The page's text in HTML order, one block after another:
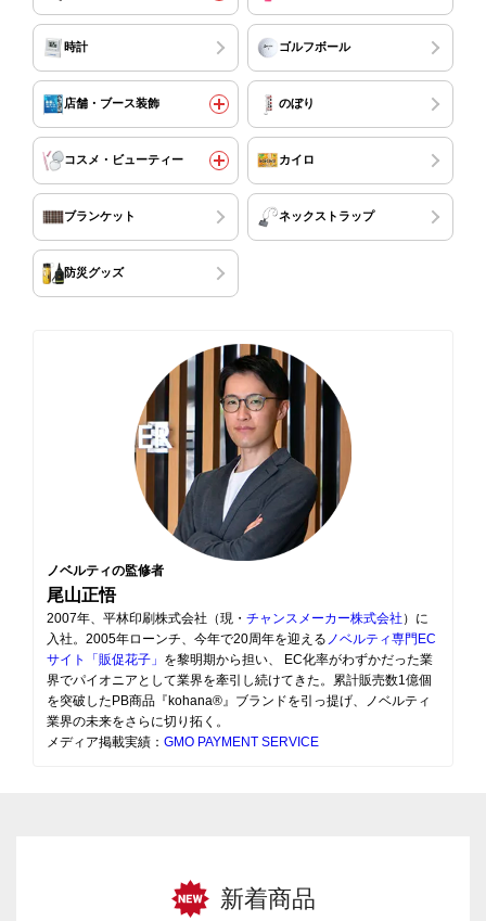
時計 ゴルフボール
店舗・ブース装飾 のぼり
コスメ・ビューティー カイロ
ブランケット ネックストラップ
防災グッズ
ノベルティの監修者
尾山正悟
2007年、平林印刷株式会社（現・ チャンスメーカー株式会社 ）に
入社。2005年ローンチ、今年で20周年を迎える ノベルティ専門EC
サイト「販促花子」 を黎明期から担い、 EC化率がわずかだった業
界でパイオニアとして業界を牽引し続けてきた。累計販売数1億個
を突破したPB商品『kohana®』ブランドを引っ提げ、ノベルティ
業界の未来をさらに切り拓く。
メディア掲載実績： GMO PAYMENT SERVICE
新着商品